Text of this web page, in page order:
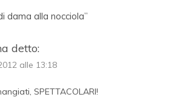
dama alla nocciola”
detto:
alle 13:18
SPETTACOLARI!